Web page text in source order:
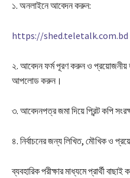
১. অনলাইনে আবেদন করুন:
https://shed.teletalk.com.bd
২. আবেদন ফর্ম পূরণ করুন ও প্রয়োজনীয়
আপলোড করুন।
৩. আবেদনপত্র জমা দিয়ে প্রিন্ট কপি
৪. নির্বাচনের জন্য লিখিত, মৌখিক ও
ব্যবহারিক পরীক্ষার মাধ্যমে প্রার্থী বাছাই